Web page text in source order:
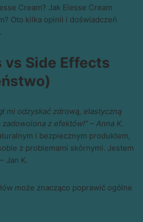
Cream? Jak Elesse Cream
Oto kilka opinii i doświadczeń
vs Side Effects
mi odzyskać zdrową, elastyczną
z efektów!” – Anna K.
i bezpiecznym produktem,
z problemami skórnymi. Jestem
Jan K.
może znacząco poprawić ogólne